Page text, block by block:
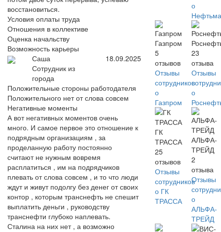
восстановиться.
Условия оплаты труда
Отношения в коллективе
Оценка начальству
Возможность карьеры
Саша
Сотрудник из
города
18.09.2025
Положительные стороны работодателя
Положительного нет от слова совсем
Негативные моменты
А вот негативных моментов очень
много. И самое первое это отношение к
подрядным организациям , за
проделанную работу постоянно
считают не нужным вовремя
расплатиться , им на подрядчиков
плевать от слова совсем , и то что люди
ждут и живут подолгу без денег от своих
контор , которым транснефть не спешит
выплатить деньги , руководству
транснефти глубоко наплевать.
Сталина на них нет , а возможно
о
Газпром
5
отзывов
Отзывы
сотрудников
о
Газпром
23
отзыва
Отзывы
о
ГК
ТРАССА
25
отзывов
Отзывы
сотрудников
о ГК
ТРАССА
АЛЬФА-
ТРЕЙД
2
отзыва
Отзывы
о
АЛЬФА-
ТРЕЙД